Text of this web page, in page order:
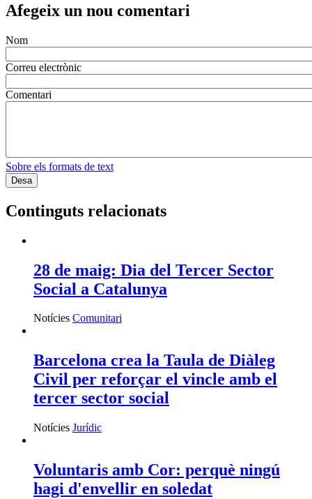
Afegeix un nou comentari
Nom
Correu electrònic
Comentari
Sobre els formats de text
Continguts relacionats
28 de maig: Dia del Tercer Sector
Social a Catalunya
Notícies Comunitari
Barcelona crea la Taula de Diàleg
Civil per reforçar el vincle amb el
tercer sector social
Notícies Jurídic
Voluntaris amb Cor: perquè ningú
hagi d'envellir en soledat